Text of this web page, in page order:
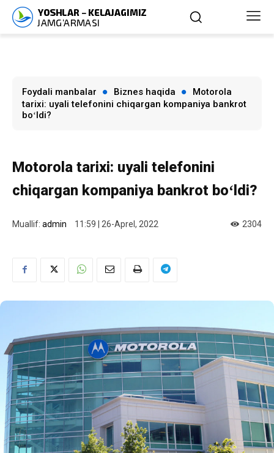
Foydali manbalar Biznes haqida
Motorola
tarixi: uyali telefonini chiqargan kompaniya bankrot
boʻldi?
Motorola tarixi: uyali telefonini
chiqargan kompaniya bankrot boʻldi?
Muallif: admin 11:59 | 26-Aprel, 2022 2304